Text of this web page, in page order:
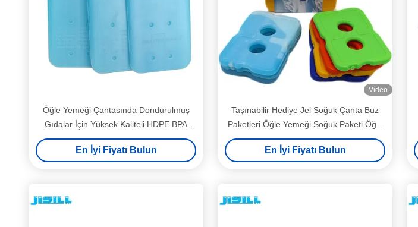
Öğle Yemeği Çantasında Dondurulmuş
Gıdalar İçin Yüksek Kaliteli HDPE BPA
İçermeyen İnce Plastik Toksik Olmayan
Soğuk Jel Sert Buz Paketi Soğutucu
En İyi Fiyatı Bulun
Video
Taşınabilir Hediye Jel Soğuk Çanta Buz
Paketleri Öğle Yemeği Soğuk Paketi Öğle
Yemeği Kutusu mavi dondurucu paketleri
En İyi Fiyatı Bulun